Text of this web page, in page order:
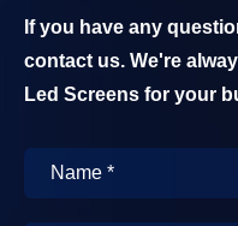
If you have any
contact us. We're
Led Screens for your